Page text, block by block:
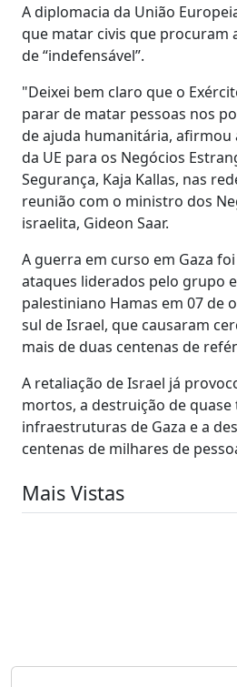
A diplomacia da União
que matar civis que procuram
de “indefensável”.
"Deixei bem claro que o
parar de matar pessoas nos
de ajuda humanitária,
da UE para os Negócios
Segurança, Kaja Kallas, nas
reunião com o ministro dos
israelita, Gideon Saar.
A guerra em curso em Gaza
ataques liderados pelo grupo
palestiniano Hamas em 07 de
sul de Israel, que causaram
mais de duas centenas de
A retaliação de Israel já
mortos, a destruição de quase
infraestruturas de Gaza e a
centenas de milhares de
Mais Vistas